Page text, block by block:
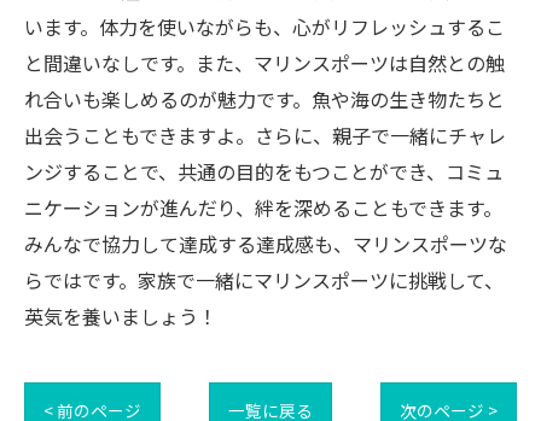
います。体力を使いながらも、心がリフレッシュするこ
と間違いなしです。また、マリンスポーツは自然との触
れ合いも楽しめるのが魅力です。魚や海の生き物たちと
出会うこともできますよ。さらに、親子で一緒にチャレ
ンジすることで、共通の目的をもつことができ、コミュ
ニケーションが進んだり、絆を深めることもできます。
みんなで協力して達成する達成感も、マリンスポーツな
らではです。家族で一緒にマリンスポーツに挑戦して、
英気を養いましょう！
< 前のページ 一覧に戻る 次のページ >